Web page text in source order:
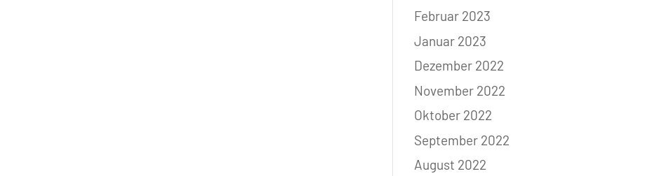
Februar 2023
Januar 2023
Dezember 2022
November 2022
Oktober 2022
September 2022
August 2022